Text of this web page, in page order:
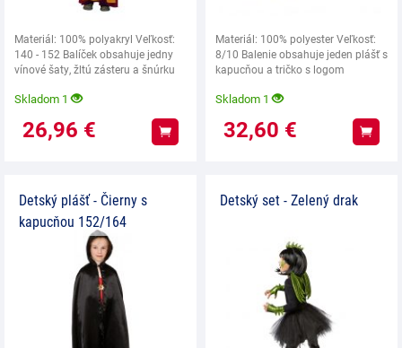
Materiál: 100% polyakryl Veľkosť:
140 - 152 Balíček obsahuje jedny
vínové šaty, žltú zásteru a šnúrku
Skladom 1
26,96 € Kúpiť
Materiál: 100% polyester Veľkosť:
8/10 Balenie obsahuje jeden plášť s
kapucňou a tričko s logom
Skladom 1
32,60 € Kúpiť
Detský plášť - Čierny s
kapucňou 152/164
Detský set - Zelený drak